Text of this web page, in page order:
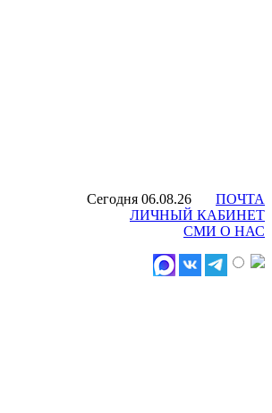
Сегодня 06.08.26
ПОЧТА
ЛИЧНЫЙ КАБИНЕТ
СМИ О НАС